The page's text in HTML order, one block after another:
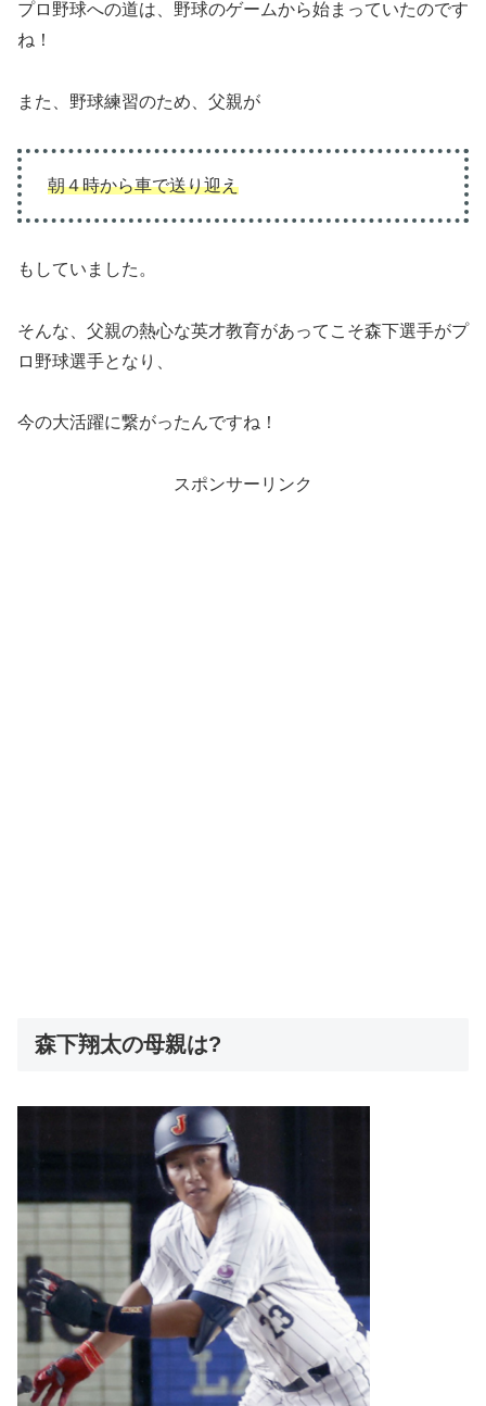
プロ野球への道は、野球のゲームから始まっていたのです
ね！
また、野球練習のため、父親が
朝４時から車で送り迎え
もしていました。
そんな、父親の熱心な英才教育があってこそ森下選手がプ
ロ野球選手となり、
今の大活躍に繋がったんですね！
スポンサーリンク
森下翔太の母親は?